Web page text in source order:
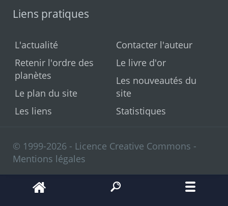
Liens pratiques
L'actualité
Retenir l'ordre des
planètes
Le plan du site
Les liens
Contacter l'auteur
Le livre d'or
Les nouveautés du
site
Statistiques
© 1999-2026 - Licence Creative Commons -
Mentions légales